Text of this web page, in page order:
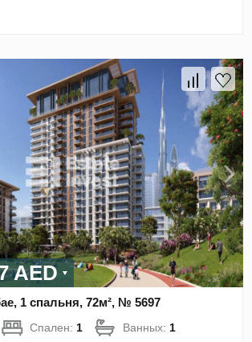
AED
1 спальня, 72м², № 5697
Спален: 1 Ванных: 1